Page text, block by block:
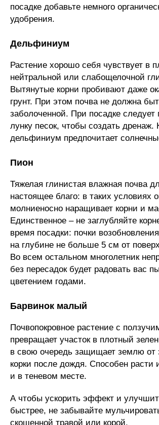
посадке добавьте немного
удобрения.
Дельфиниум
Растение хорошо себя чувствует в
нейтральной или слабощелочной
Вытянутые корни пробивают даже
грунт. При этом почва не должна
заболоченной. При посадке следует
лунку песок, чтобы создать дренаж.
дельфиниум предпочитает
Пион
Тяжелая глинистая влажная почва
настоящее благо: в таких условиях
молниеносно наращивает корни и
Единственное – не заглубляйте
время посадки: почки
на глубине не больше 5 см от
Во всем остальном многолетник
без пересадок будет радовать вас
цветением годами.
Барвинок малый
Почвопокровное растение с
превращает участок в плотный
в свою очередь защищает землю от
корки после дождя. Способен расти
и в теневом месте.
А чтобы ускорить эффект и
быстрее, не забывайте
скошенной травой или корой.